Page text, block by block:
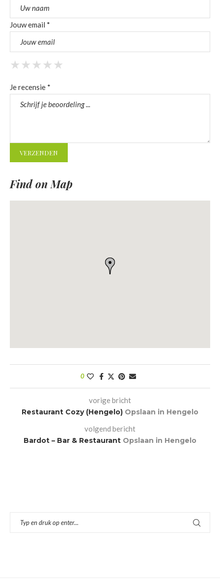
Jouw email *
★
★ ★
★ ★ ★
★ ★ ★ ★
★ ★ ★ ★ ★
Je recensie *
Find on Map
0
vorige bricht
Restaurant Cozy (Hengelo) Opslaan in Hengelo
volgend bericht
Bardot – Bar & Restaurant Opslaan in Hengelo